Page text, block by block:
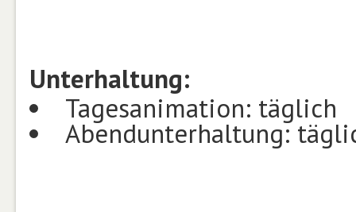
Unterhaltung:
Tagesanimation: täglich
Abendunterhaltung: